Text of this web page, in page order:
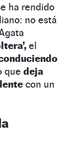
ha rendido
no está
el
que deja
con un